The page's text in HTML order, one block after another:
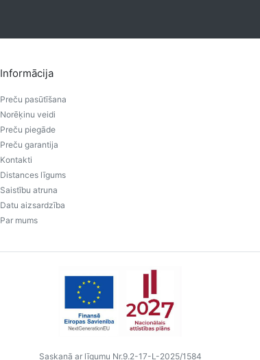
Informācija
Preču pasūtīšana
Norēķinu veidi
Preču piegāde
Preču garantija
Kontakti
Distances līgums
Saistību atruna
Datu aizsardzība
Par mums
Saskaņā ar līgumu Nr.9.2-17-L-2025/1584